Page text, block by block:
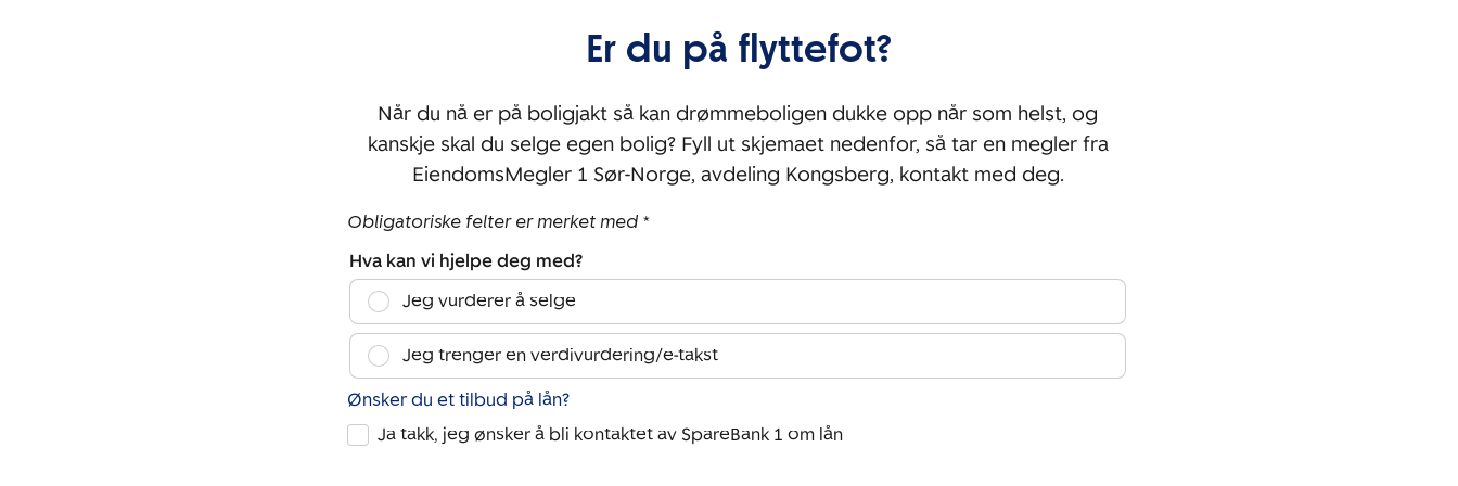
Er du på flyttefot?
Når du nå er på boligjakt så kan drømmeboligen dukke opp når som helst, og
kanskje skal du selge egen bolig? Fyll ut skjemaet nedenfor, så tar en megler fra
EiendomsMegler 1 Sør-Norge, avdeling Kongsberg, kontakt med deg.
Obligatoriske felter er merket med *
Hva kan vi hjelpe deg med?
Jeg vurderer å selge
Jeg trenger en verdivurdering/e-takst
Ønsker du et tilbud på lån?
Ja takk, jeg ønsker å bli kontaktet av SpareBank 1 om lån